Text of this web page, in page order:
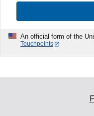
An official form of the
Touchpoints